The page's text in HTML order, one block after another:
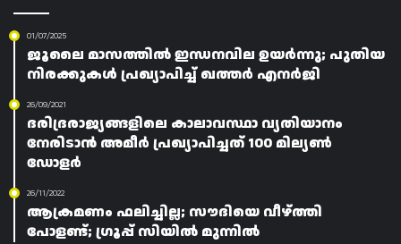
01/07/2025
ജൂലൈ മാസത്തിൽ ഇന്ധനവില ഉയർന്നു; പുതിയ
നിരക്കുകൾ പ്രഖ്യാപിച്ച് ഖത്തർ എനർജി
26/09/2021
ദരിദ്രരാജ്യങ്ങളിലെ കാലാവസ്ഥാ വ്യതിയാനം
നേരിടാൻ അമീർ പ്രഖ്യാപിച്ചത് 100 മില്യൺ
ഡോളർ
26/11/2022
ആക്രമണം ഫലിച്ചില്ല; സൗദിയെ വീഴ്ത്തി
പോളണ്ട്; ഗ്രൂപ്പ് സിയിൽ മുന്നിൽ